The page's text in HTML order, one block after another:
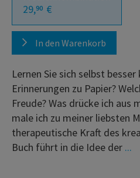
29,90 €
In den Warenkorb
Lernen Sie sich selbst
Erinnerungen zu Papier?
Freude? Was drücke ich aus
male ich zu meiner liebsten
therapeutische Kraft des
Buch führt in die Idee der ...